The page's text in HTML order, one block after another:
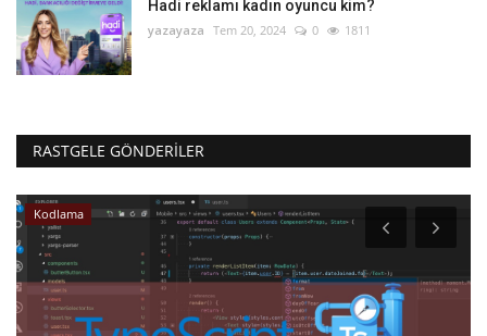
Hadi reklamı kadın oyuncu kim?
yazayaza Tem 20, 2024 0 1811
RASTGELE GÖNDERILER
Kodlama